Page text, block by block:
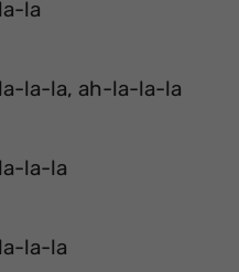
la
la-la, ah-la-la-la
la-la
la-la